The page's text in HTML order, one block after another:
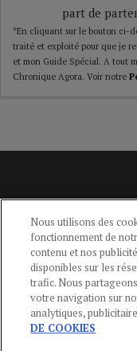
part de
*En cliquant sur le bouton ci-
traité et exploité pour que je
et mon Guide Spécial. A tout
Chronique Agora. Voir notre
CGU-POLITIQUE DE
Nous utilisons des
fonctionnement de
contenu et nos
disponibles sur les
trafic. Nous
votre navigation sur
analytiques,
DE COOKIES